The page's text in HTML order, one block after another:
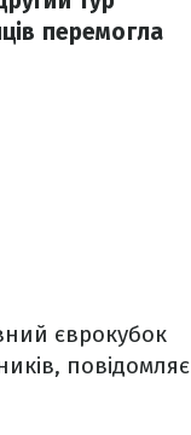
перемогла
єврокубок
повідомляє